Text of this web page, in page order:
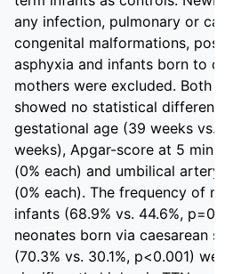
any infection, pulmonary or
congenital malformations,
asphyxia and infants born to
mothers were excluded. Both
showed no statistical
gestational age (39 weeks vs.
weeks), Apgar-score at 5
(0% each) and umbilical artery
(0% each). The frequency of
infants (68.9% vs. 44.6%,
neonates born via caesarean
(70.3% vs. 30.1%, p<0.001)